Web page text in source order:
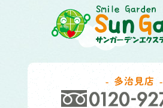
多治見店